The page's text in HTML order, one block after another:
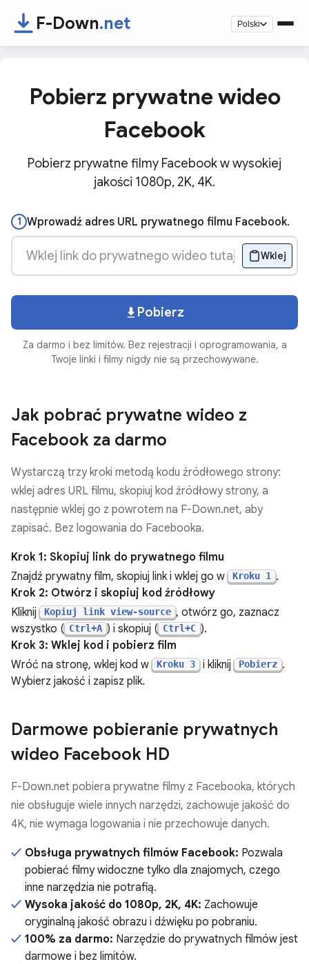
F-Down.net Polski
Pobierz prywatne wideo
Facebook
Pobierz prywatne filmy Facebook w wysokiej
jakości 1080p, 2K, 4K.
1 Wprowadź adres URL prywatnego filmu Facebook.
Wklej
Pobierz
Za darmo i bez limitów. Bez rejestracji i oprogramowania, a
Twoje linki i filmy nigdy nie są przechowywane.
Jak pobrać prywatne wideo z
Facebook za darmo
Wystarczą trzy kroki metodą kodu źródłowego strony:
wklej adres URL filmu, skopiuj kod źródłowy strony, a
następnie wklej go z powrotem na F-Down.net, aby
zapisać. Bez logowania do Facebooka.
Krok 1: Skopiuj link do prywatnego filmu
Znajdź prywatny film, skopiuj link i wklej go w Kroku 1 .
Krok 2: Otwórz i skopiuj kod źródłowy
Kliknij Kopiuj link view-source , otwórz go, zaznacz
wszystko ( Ctrl+A ) i skopiuj ( Ctrl+C ).
Krok 3: Wklej kod i pobierz film
Wróć na stronę, wklej kod w Kroku 3 i kliknij Pobierz .
Wybierz jakość i zapisz plik.
Darmowe pobieranie prywatnych
wideo Facebook HD
F-Down.net pobiera prywatne filmy z Facebooka, których
nie obsługuje wiele innych narzędzi, zachowuje jakość do
4K, nie wymaga logowania i nie przechowuje danych.
Obsługa prywatnych filmów Facebook: Pozwala
pobierać filmy widoczne tylko dla znajomych, czego
inne narzędzia nie potrafią.
Wysoka jakość do 1080p, 2K, 4K: Zachowuje
oryginalną jakość obrazu i dźwięku po pobraniu.
100% za darmo: Narzędzie do prywatnych filmów jest
darmowe i bez limitów.